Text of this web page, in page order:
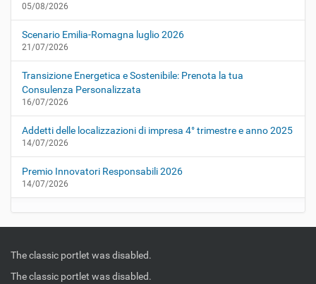
05/08/2026
Scenario Emilia-Romagna luglio 2026
21/07/2026
Transizione Energetica e Sostenibile: Prenota la tua
Consulenza Personalizzata
16/07/2026
Addetti delle localizzazioni di impresa 4° trimestre e anno 2025
14/07/2026
Premio Innovatori Responsabili 2026
14/07/2026
The classic portlet was disabled.
The classic portlet was disabled.